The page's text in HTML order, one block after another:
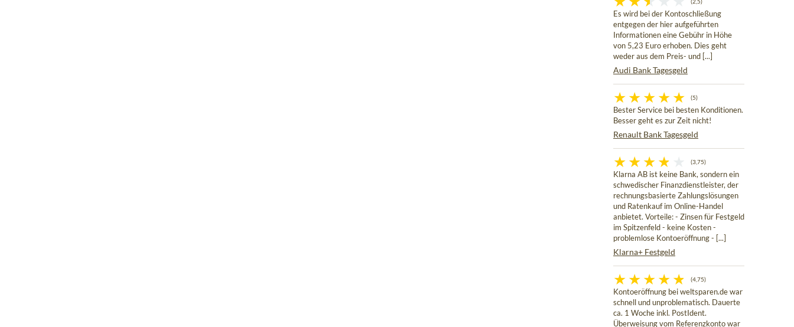
(2,5)
Es wird bei der Kontoschließung
entgegen der hier aufgeführten
Informationen eine Gebühr in Höhe
von 5,23 Euro erhoben. Dies geht
weder aus dem Preis- und [...]
Audi Bank Tagesgeld
(5)
Bester Service bei besten Konditionen.
Besser geht es zur Zeit nicht!
Renault Bank Tagesgeld
(3,75)
Klarna AB ist keine Bank, sondern ein
schwedischer Finanzdienstleister, der
rechnungsbasierte Zahlungslösungen
und Ratenkauf im Online-Handel
anbietet. Vorteile: - Zinsen für Festgeld
im Spitzenfeld - keine Kosten -
problemlose Kontoeröffnung - [...]
Klarna+ Festgeld
(4,75)
Kontoeröffnung bei weltsparen.de war
schnell und unproblematisch. Dauerte
ca. 1 Woche inkl. PostIdent.
Überweisung vom Referenzkonto war